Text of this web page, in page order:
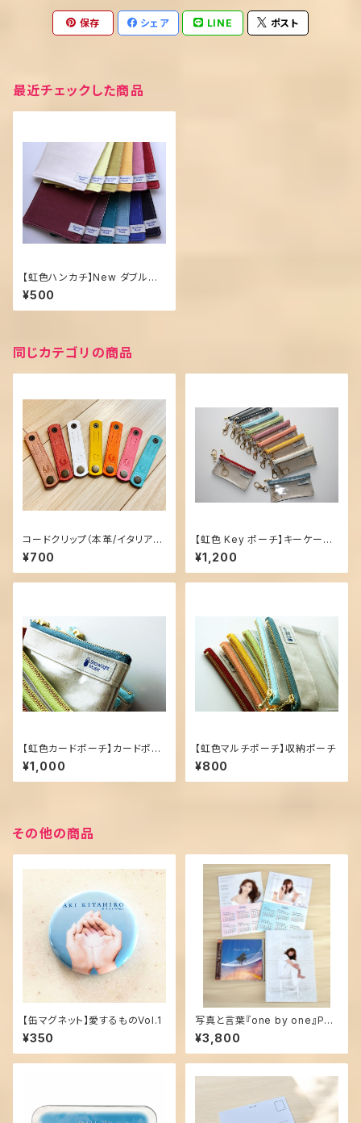
保存 シェア LINE ポスト
最近チェックした商品
【虹色ハンカチ】New ダブルガ
ーゼ・ハーフサイズ
¥500
同じカテゴリの商品
コードクリップ（本革/イタリアン
レザー）
¥700
【虹色 Key ポーチ】キーケース・
キーポーチ
¥1,200
【虹色カードポーチ】カードポー
チ
¥1,000
【虹色マルチポーチ】収納ポーチ
¥800
その他の商品
【缶マグネット】愛するものVol.1
¥350
写真と言葉『one by one』Pho
tobook＆CD限定セット！
¥3,800